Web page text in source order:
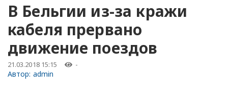
В Бельгии из-за кражи
кабеля прервано
движение поездов
21.03.2018 15:15 -
Автор: admin